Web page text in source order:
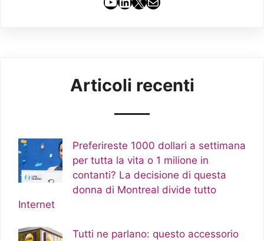
Articoli recenti
Preferireste 1000 dollari a settimana
per tutta la vita o 1 milione in
contanti? La decisione di questa
donna di Montreal divide tutto
Internet
Tutti ne parlano: questo accessorio